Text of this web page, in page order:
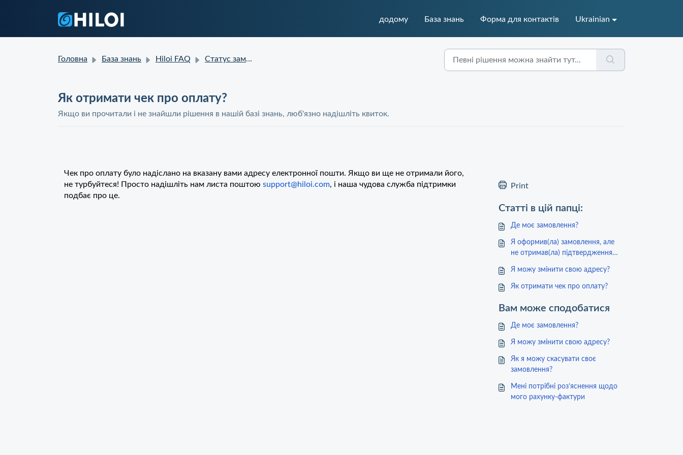
додому База знань Форма для контактів Ukrainian
Головна База знань Hiloi FAQ Статус замовлення та доставки
Як отримати чек про оплату?
Якщо ви прочитали і не знайшли рішення в нашій базі знань, люб'язно надішліть квиток.
Чек про оплату було надіслано на вказану вами адресу електронної пошти. Якщо ви ще не отримали його,
не турбуйтеся! Просто надішліть нам листа поштою support@hiloi.com, і наша чудова служба підтримки
подбає про це.
Print
Статті в цій папці:
Де моє замовлення?
Я оформив(ла) замовлення, але
не отримав(ла) підтвердження
Я можу змінити свою адресу?
Як отримати чек про оплату?
Вам може сподобатися
Де моє замовлення?
Я можу змінити свою адресу?
Як я можу скасувати своє
замовлення?
Мені потрібні роз’яснення щодо
мого рахунку-фактури